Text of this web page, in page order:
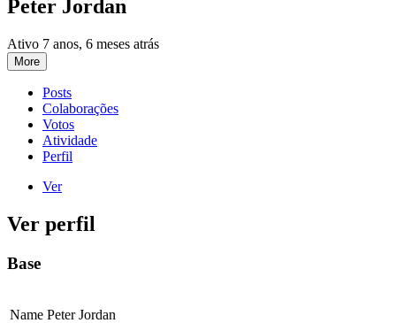
Peter Jordan
Ativo 7 anos, 6 meses atrás
More
Posts
Colaborações
Votos
Atividade
Perfil
Ver
Ver perfil
Base
Name Peter Jordan